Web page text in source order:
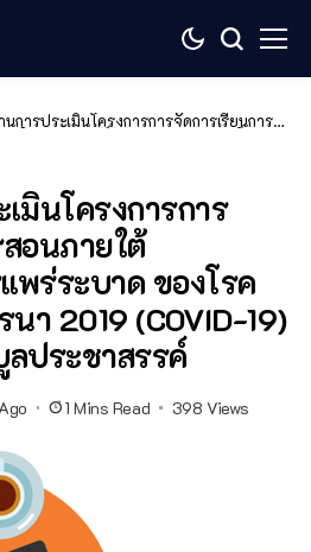
นการประเมินโครงการการจัดการเรียนการ
มินโครงการการ
อนภายใต้
พร่ระบาด ของโรค
นา 2019 (COVID-19)
ลประชาสรรค์
1 Mins Read 398 Views